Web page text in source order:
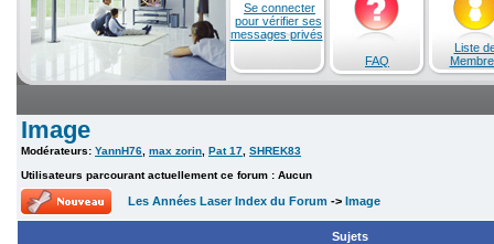
Se connecter
pour vérifier ses
messages privés
FAQ
Liste
Image
Modérateurs: YannH76 max zorin Pat 17 SHREK83
Utilisateurs parcourant actuellement ce forum : Aucun
Les Années Laser Index du Forum -> Image
Sujets